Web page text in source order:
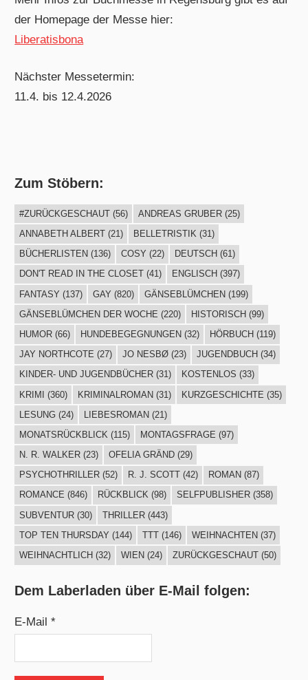
der Homepage der Messe hier:
Liberatisbona
Nächster Messetermin:
11.4. bis 12.4.2026
Zum Stöbern:
#ZURÜCKGESCHAUT(56) ANDREAS GRUBER(25)
ANNABETH ALBERT(21) BELLETRISTIK(31)
BÜCHERLISTEN (136) COSY (22) DEUTSCH (61)
DON'T READ IN THE CLOSET(41) ENGLISCH (397)
FANTASY (137) GAY (820) GÄNSEBLÜMCHEN(199)
GÄNSEBLÜMCHEN DER WOCHE (220) HISTORISCH (99)
HUMOR(66) HUNDEBEGEGNUNGEN (32) HÖRBUCH (119)
JAY NORTHCOTE (27) JO NESBØ(23) JUGENDBUCH (34)
KINDER- UND JUGENDBÜCHER(31) KOSTENLOS (33)
KRIMI (360) KRIMINALROMAN(31) KURZGESCHICHTE (35)
LESUNG(24) LIEBESROMAN(21)
MONATSRÜCKBLICK (115) MONTAGSFRAGE (97)
N. R. WALKER(23) OFELIA GRÄND(29)
PSYCHOTHRILLER(52) R. J. SCOTT(42) ROMAN (87)
ROMANCE (846) RÜCKBLICK(98) SELFPUBLISHER(358)
SUBVENTUR(30) THRILLER(443)
TOP TEN THURSDAY (144) TTT(146) WEIHNACHTEN (37)
WEIHNACHTLICH (32) WIEN (24) ZURÜCKGESCHAUT(50)
Dem Laberladen über E-Mail folgen:
E-Mail *